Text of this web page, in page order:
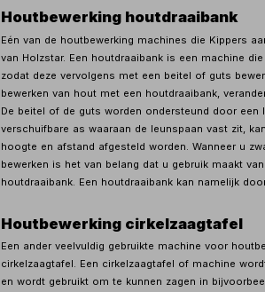
Houtbewerking houtdraaibank
Eén van de houtbewerking machines die Kippers
van Holzstar. Een houtdraaibank is een machine
zodat deze vervolgens met een beitel of guts
bewerken van hout met een houtdraaibank,
De beitel of de guts worden ondersteund door een
verschuifbare as waaraan de leunspaan vast zit,
hoogte en afstand afgesteld worden. Wanneer u
bewerken is het van belang dat u gebruik maakt
houtdraaibank. Een houtdraaibank kan namelijk
Houtbewerking cirkelzaagtafel
Een ander veelvuldig gebruikte machine voor
cirkelzaagtafel. Een cirkelzaagtafel of machine
en wordt gebruikt om te kunnen zagen in